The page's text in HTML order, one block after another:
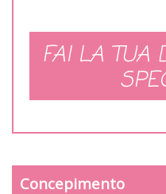
FAI LA TUA
Concepimento